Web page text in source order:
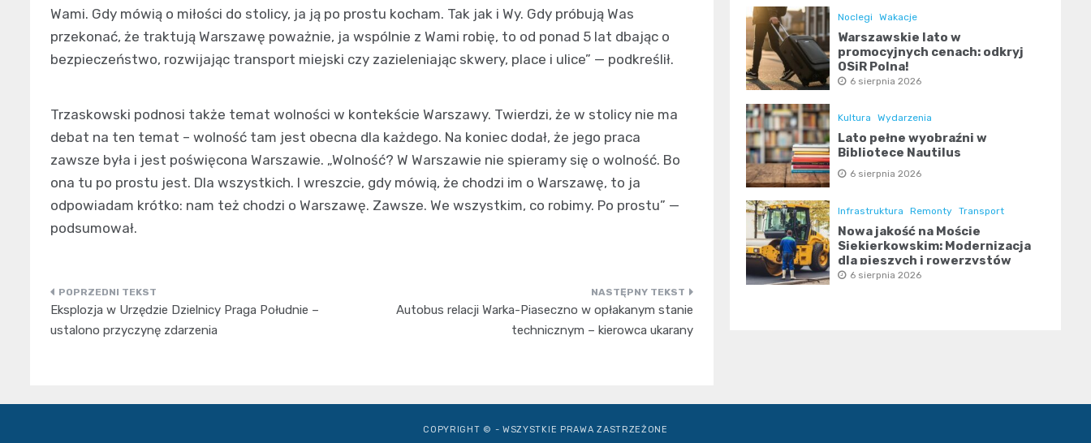
Wami. Gdy mówią o miłości do stolicy, ja ją po prostu kocham. Tak jak i Wy. Gdy próbują Was
przekonać, że traktują Warszawę poważnie, ja wspólnie z Wami robię, to od ponad 5 lat dbając o
bezpieczeństwo, rozwijając transport miejski czy zazieleniając skwery, place i ulice” — podkreślił.
Trzaskowski podnosi także temat wolności w kontekście Warszawy. Twierdzi, że w stolicy nie ma
debat na ten temat – wolność tam jest obecna dla każdego. Na koniec dodał, że jego praca
zawsze była i jest poświęcona Warszawie. „Wolność? W Warszawie nie spieramy się o wolność. Bo
ona tu po prostu jest. Dla wszystkich. I wreszcie, gdy mówią, że chodzi im o Warszawę, to ja
odpowiadam krótko: nam też chodzi o Warszawę. Zawsze. We wszystkim, co robimy. Po prostu” —
podsumował.
Nawigacja
wpisu
Eksplozja w Urzędzie Dzielnicy Praga Południe –
ustalono przyczynę zdarzenia
Autobus relacji Warka-Piaseczno w opłakanym stanie
technicznym – kierowca ukarany
Noclegi Wakacje
Warszawskie lato w
promocyjnych cenach: odkryj
OSiR Polna!
6 sierpnia 2026
Kultura Wydarzenia
Lato pełne wyobraźni w
Bibliotece Nautilus
6 sierpnia 2026
Infrastruktura Remonty Transport
Nowa jakość na Moście
Siekierkowskim: Modernizacja
dla pieszych i rowerzystów
6 sierpnia 2026
COPYRIGHT © - WSZYSTKIE PRAWA ZASTRZEŻONE